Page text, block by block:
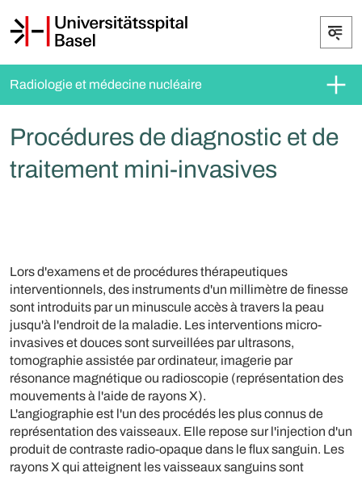
Radiologie et médecine nucléaire
Procédures de diagnostic et de
traitement mini-invasives
Lors d'examens et de procédures thérapeutiques
interventionnels, des instruments d'un millimètre de finesse
sont introduits par un minuscule accès à travers la peau
jusqu'à l'endroit de la maladie. Les interventions micro-
invasives et douces sont surveillées par ultrasons,
tomographie assistée par ordinateur, imagerie par
résonance magnétique ou radioscopie (représentation des
mouvements à l'aide de rayons X).
L'angiographie est l'un des procédés les plus connus de
représentation des vaisseaux. Elle repose sur l'injection d'un
produit de contraste radio-opaque dans le flux sanguin. Les
rayons X qui atteignent les vaisseaux sanguins sont